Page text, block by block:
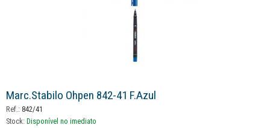
Marc.stabilo Ohpen 842-41 F.azul
Ref.: 842/41
Stock: Disponível no imediato